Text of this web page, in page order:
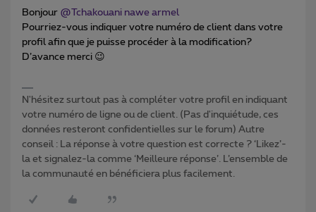
Bonjour @Tchakouani nawe armel
Pourriez-vous indiquer votre numéro de client dans votre
profil afin que je puisse procéder à la modification?
D’avance merci 😉
N'hésitez surtout pas à compléter votre profil en indiquant
votre numéro de ligne ou de client. (Pas d'inquiétude, ces
données resteront confidentielles sur le forum) Autre
conseil : La réponse à votre question est correcte ? ‘Likez’-
la et signalez-la comme ‘Meilleure réponse’. L’ensemble de
la communauté en bénéficiera plus facilement.